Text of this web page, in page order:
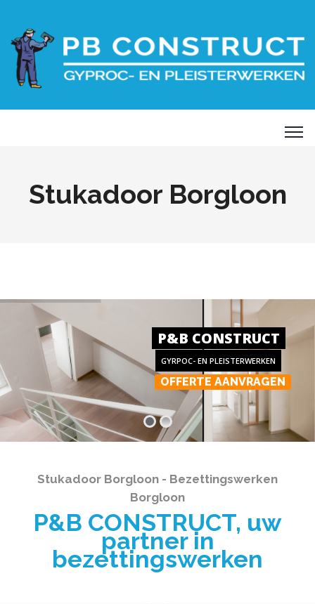
Stukadoor Borgloon
P&B CONSTRUCT
GYRPOC- EN PLEISTERWERKEN
OFFERTE AANVRAGEN
Stukadoor Borgloon - Bezettingswerken
Borgloon
P&B CONSTRUCT, uw
partner in
bezettingswerken